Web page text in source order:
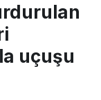
uçuşu